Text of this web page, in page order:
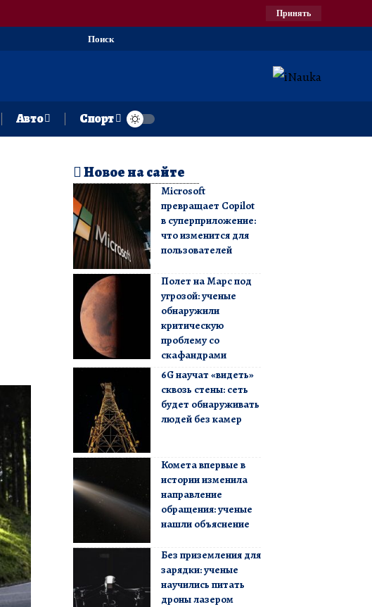
Принять
Поиск
Авто Спорт
Новое на сайте
Microsoft
превращает Copilot
в суперприложение:
что изменится для
пользователей
Полет на Марс под
угрозой: ученые
обнаружили
критическую
проблему со
скафандрами
6G научат «видеть»
сквозь стены: сеть
будет обнаруживать
людей без камер
Комета впервые в
истории изменила
направление
обращения: ученые
нашли объяснение
Без приземления для
зарядки: ученые
научились питать
дроны лазером